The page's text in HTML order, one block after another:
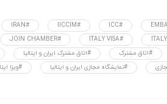
#ICC
#IICCIM
#IRAN
#ITALY VISA
#JOIN CHAMBER
#اتاق مشترک #اتاق مشترک ایران و ایتالیا
#نمایشگاه مجازی ایران و ایتالیا #ویزا